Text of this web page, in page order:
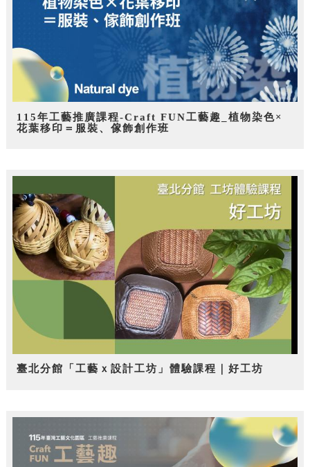
115年工藝推廣課程-Craft FUN工藝趣_植物染色×
花葉移印＝服裝、傢飾創作班
臺北分館「工藝ｘ設計工坊」體驗課程｜好工坊